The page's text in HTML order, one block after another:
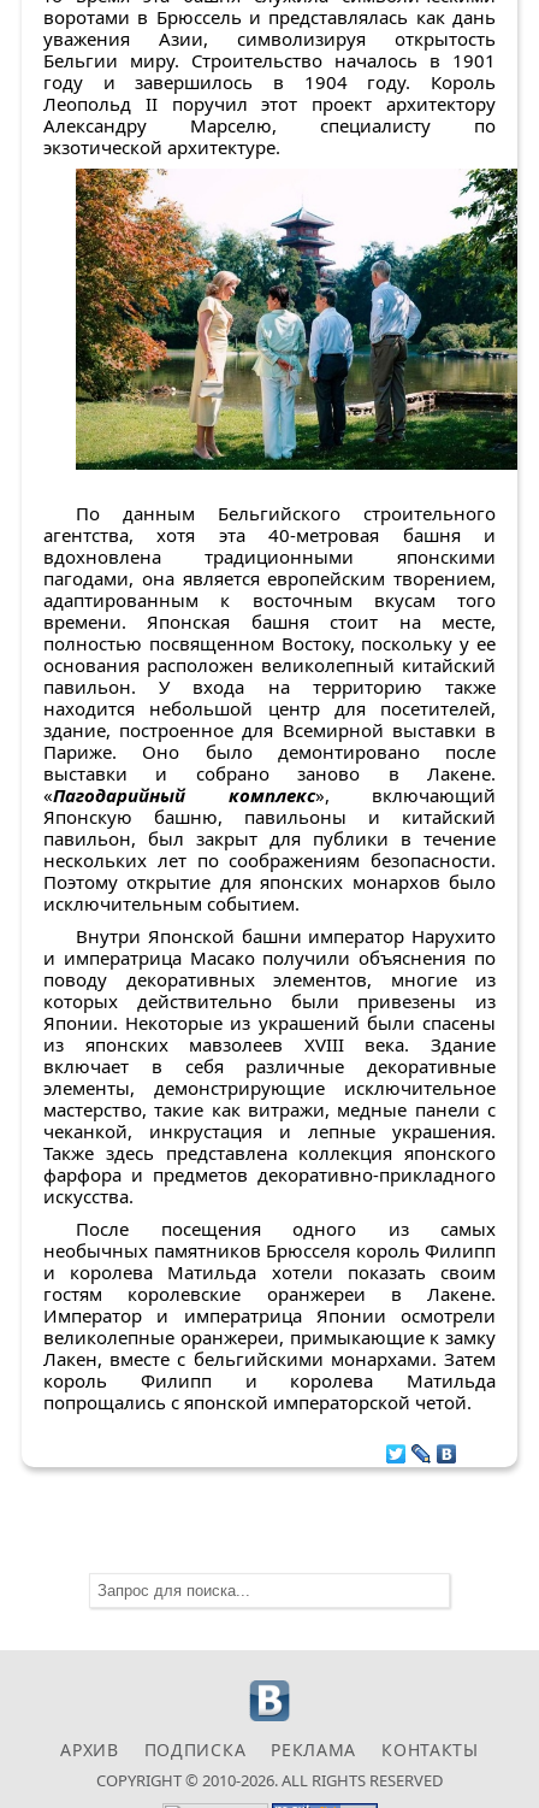
воротами в Брюссель и представлялась как дань
уважения Азии, символизируя открытость
Бельгии миру. Строительство началось в 1901
году и завершилось в 1904 году. Король
Леопольд II поручил этот проект архитектору
Александру Марселю, специалисту по
экзотической архитектуре.
По данным Бельгийского строительного
агентства, хотя эта 40-метровая башня и
вдохновлена традиционными японскими
пагодами, она является европейским творением,
адаптированным к восточным вкусам того
времени. Японская башня стоит на месте,
полностью посвященном Востоку, поскольку у ее
основания расположен великолепный китайский
павильон. У входа на территорию также
находится небольшой центр для посетителей,
здание, построенное для Всемирной выставки в
Париже. Оно было демонтировано после
выставки и собрано заново в Лакене.
«Пагодарийный комплекс», включающий
Японскую башню, павильоны и китайский
павильон, был закрыт для публики в течение
нескольких лет по соображениям безопасности.
Поэтому открытие для японских монархов было
исключительным событием.
Внутри Японской башни император Нарухито
и императрица Масако получили объяснения по
поводу декоративных элементов, многие из
которых действительно были привезены из
Японии. Некоторые из украшений были спасены
из японских мавзолеев XVIII века. Здание
включает в себя различные декоративные
элементы, демонстрирующие исключительное
мастерство, такие как витражи, медные панели с
чеканкой, инкрустация и лепные украшения.
Также здесь представлена коллекция японского
фарфора и предметов декоративно-прикладного
искусства.
После посещения одного из самых
необычных памятников Брюсселя король Филипп
и королева Матильда хотели показать своим
гостям королевские оранжереи в Лакене.
Император и императрица Японии осмотрели
великолепные оранжереи, примыкающие к замку
Лакен, вместе с бельгийскими монархами. Затем
король Филипп и королева Матильда
попрощались с японской императорской четой.
АРХИВ ПОДПИСКА РЕКЛАМА КОНТАКТЫ
COPYRIGHT © 2010-2026. ALL RIGHTS RESERVED